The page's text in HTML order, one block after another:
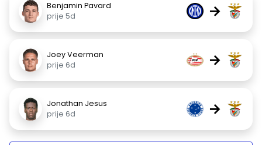
Benjamin Pavard
prije 5d
→
Joey Veerman
prije 6d
→
Jonathan Jesus
prije 6d
→